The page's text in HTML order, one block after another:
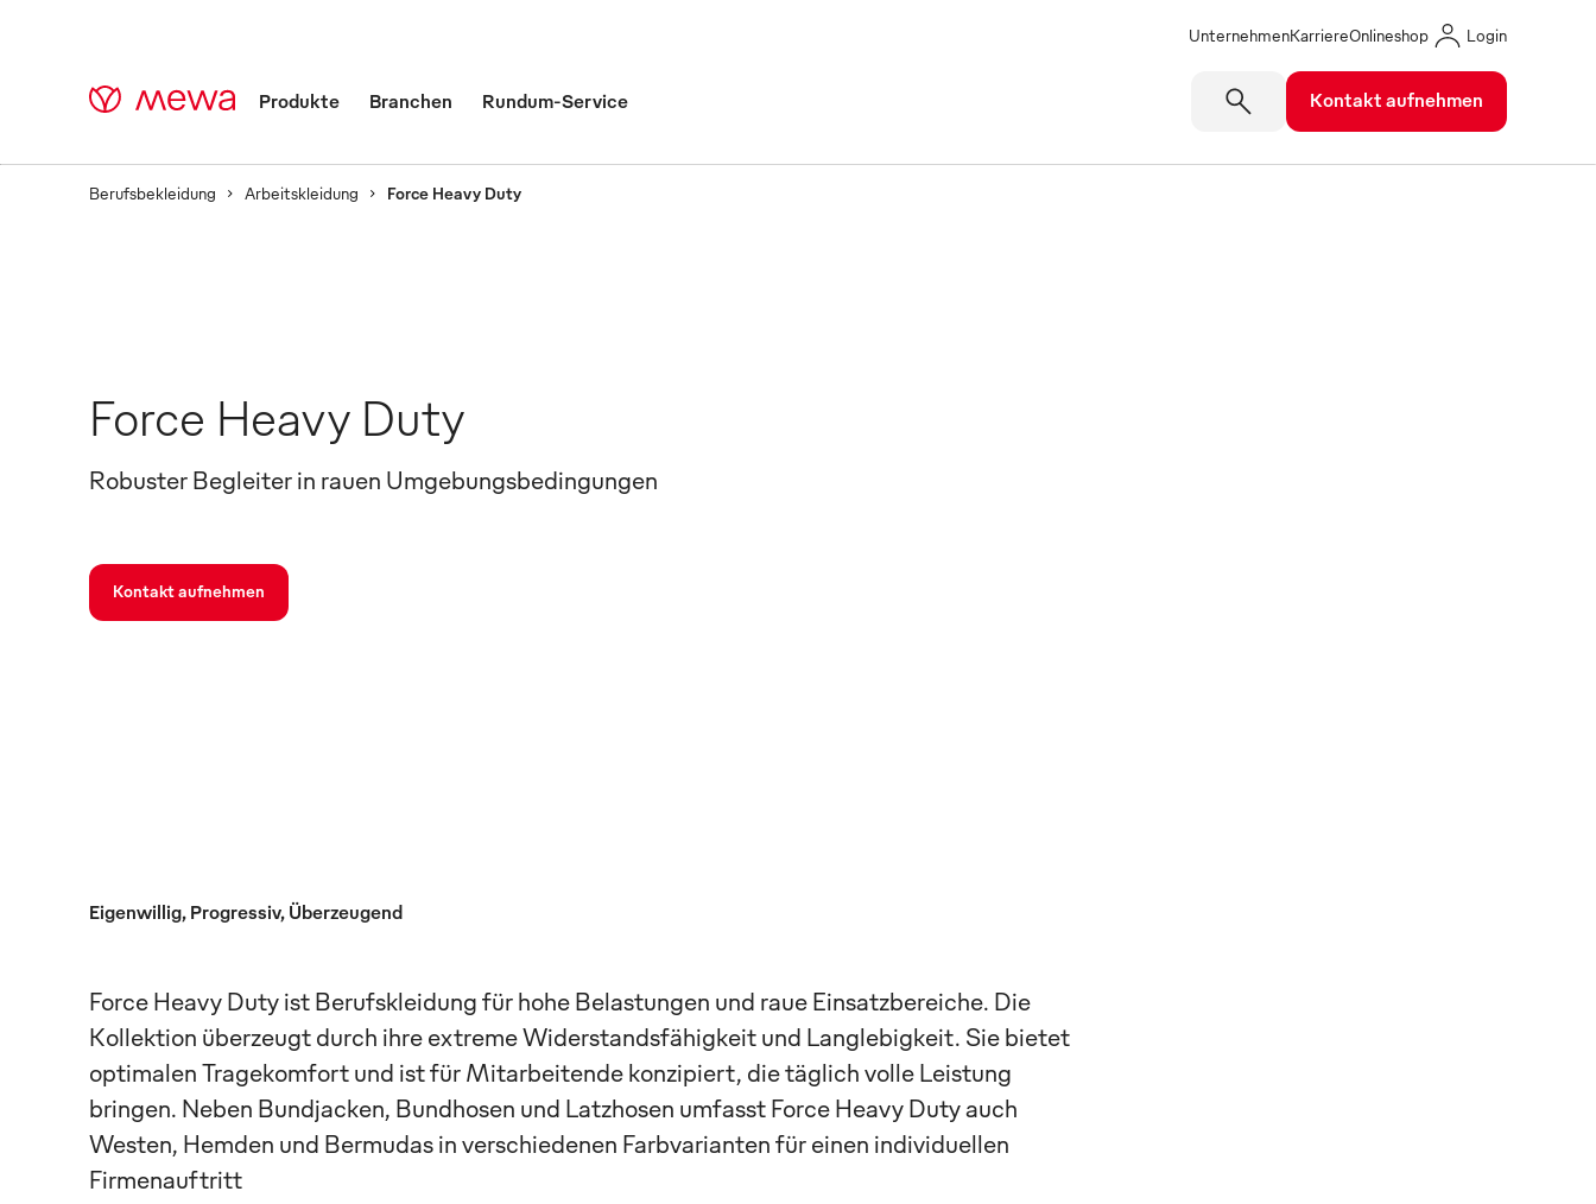
UnternehmenKarriereOnlineshop Login
Produkte Branchen Rundum-Service Kontakt aufnehmen
Berufsbekleidung Arbeitskleidung Force Heavy Duty
Force Heavy Duty
Robuster Begleiter in rauen Umgebungsbedingungen
Kontakt aufnehmen
Eigenwillig, Progressiv, Überzeugend
Force Heavy Duty ist Berufskleidung für hohe Belastungen und raue Einsatzbereiche. Die
Kollektion überzeugt durch ihre extreme Widerstandsfähigkeit und Langlebigkeit. Sie bietet
optimalen Tragekomfort und ist für Mitarbeitende konzipiert, die täglich volle Leistung
bringen. Neben Bundjacken, Bundhosen und Latzhosen umfasst Force Heavy Duty auch
Westen, Hemden und Bermudas in verschiedenen Farbvarianten für einen individuellen
Firmenauftritt